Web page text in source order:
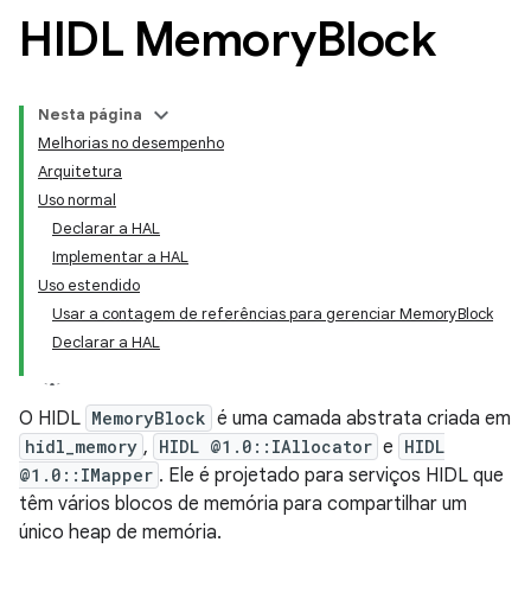
HIDL MemoryBlock
Nesta página
Melhorias no desempenho
Arquitetura
Uso normal
Declarar a HAL
Implementar a HAL
Uso estendido
Usar a contagem de referências para gerenciar MemoryBlock
Declarar a HAL
O HIDL MemoryBlock é uma camada abstrata criada em
hidl_memory , HIDL @1.0::IAllocator e HIDL
@1.0::IMapper . Ele é projetado para serviços HIDL que
têm vários blocos de memória para compartilhar um
único heap de memória.